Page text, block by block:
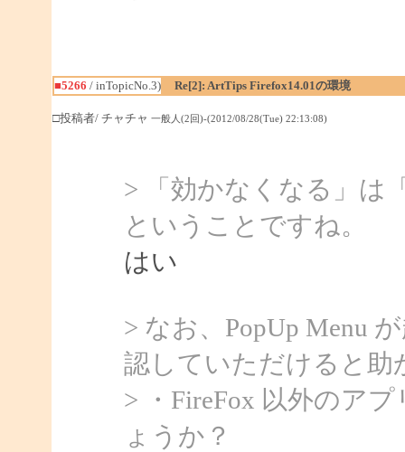
■5266 / inTopicNo.3) Re[2]: ArtTips Firefox14.01の環境
□投稿者/ チャチャ 一般人(2回)-(2012/08/28(Tue) 22:13:08)
> 「効かなくなる」は
ということですね。
はい
> なお、PopUp Menu
認していただけると助
> ・FireFox 以外のア
ょうか？